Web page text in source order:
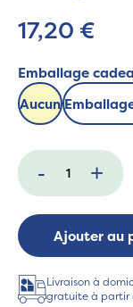
17,20 €
Emballage
Aucun
- +
Ajouter au
Livraison à
gratuite à partir